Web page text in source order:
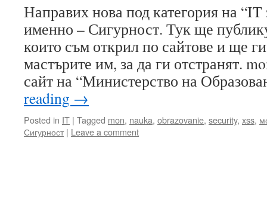
Направих нова под категория на “IT
именно – Сигурност. Тук ще
които съм открил по сайтове и ще
мастърите им, за да ги отстранят.
сайт на “Министерство на
reading →
Posted in IT | Tagged mon, nauka, obrazovanie, security, xss,
Сигурност | Leave a comment